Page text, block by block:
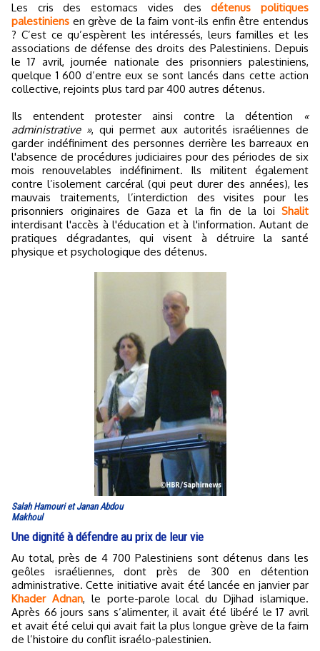
Les cris des estomacs vides desdétenus politiques
palestiniens en grève de la faim vont-ils enfin être entendus
? C’est ce qu’espèrent les intéressés, leurs familles et les
associations de défense des droits des Palestiniens. Depuis
le 17 avril, journée nationale des prisonniers palestiniens,
quelque 1 600 d’entre eux se sont lancés dans cette action
collective, rejoints plus tard par 400 autres détenus.
Ils entendent protester ainsi contre la détention
«
administrative », qui permet aux autorités israéliennes de
garder indéfiniment des personnes derrière les barreaux en
l'absence de procédures judiciaires pour des périodes de six
mois renouvelables indéfiniment. Ils militent également
contre l’isolement carcéral (qui peut durer des années), les
mauvais traitements, l’interdiction des visites pour les
prisonniers originaires de Gaza et la fin de la loi Shalit
interdisant l'accès à l'éducation et à l'information. Autant de
pratiques dégradantes, qui visent à détruire la santé
physique et psychologique des détenus.
Salah Hamouri et Janan Abdou
Makhoul
Une dignité à défendre au prix de leur vie
Au total, près de 4 700 Palestiniens sont détenus dans les
geôles israéliennes, dont près de 300 en détention
administrative. Cette initiative avait été lancée en janvier par
Khader Adnan, le porte-parole local du Djihad islamique.
Après 66 jours sans s’alimenter, il avait été libéré le 17 avril
et avait été celui qui avait fait la plus longue grève de la faim
de l’histoire du conflit israélo-palestinien.